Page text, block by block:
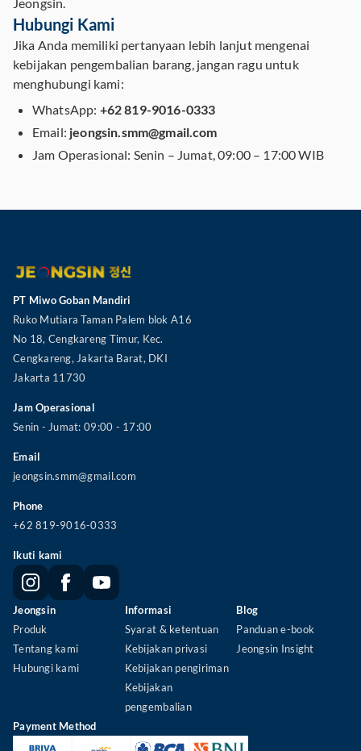
Hubungi Kami
Jika Anda memiliki pertanyaan lebih lanjut mengenai
kebijakan pengembalian barang, jangan ragu untuk
menghubungi kami:
WhatsApp: +62 819-9016-0333
Email: jeongsin.smm@gmail.com
Jam Operasional: Senin – Jumat, 09:00 – 17:00 WIB
PT Miwo Goban Mandiri
Ruko Mutiara Taman Palem blok A16
No 18, Cengkareng Timur, Kec.
Cengkareng, Jakarta Barat, DKI
Jakarta 11730
Jam Operasional
Senin - Jumat: 09:00 - 17:00
Email
jeongsin.smm@gmail.com
Phone
+62 819-9016-0333
Ikuti kami
Jeongsin
Produk
Tentang kami
Hubungi kami
Informasi
Syarat & ketentuan
Kebijakan privasi
Kebijakan pengiriman
Kebijakan
pengembalian
Blog
Panduan e-book
Jeongsin Insight
Payment Method